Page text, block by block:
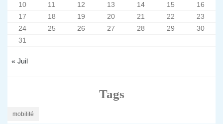
« Juil
10
11 12 13 14 15
16
17
18 19 20 21 22
23
24
25 26 27 28 29
30
31
Tags
mobilité